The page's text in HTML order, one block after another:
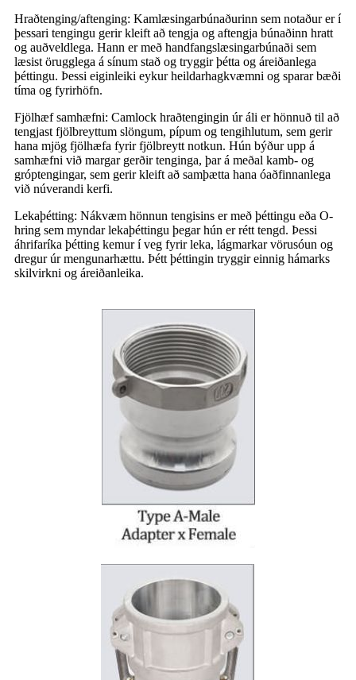
Hraðtenging/aftenging: Kamlæsingarbúnaðurinn sem notaður er í
þessari tengingu gerir kleift að tengja og aftengja búnaðinn hratt
og auðveldlega. Hann er með handfangslæsingarbúnaði sem
læsist örugglega á sínum stað og tryggir þétta og áreiðanlega
þéttingu. Þessi eiginleiki eykur heildarhagkvæmni og sparar bæði
tíma og fyrirhöfn.
Fjölhæf samhæfni: Camlock hraðtengingin úr áli er hönnuð til að
tengjast fjölbreyttum slöngum, pípum og tengihlutum, sem gerir
hana mjög fjölhæfa fyrir fjölbreytt notkun. Hún býður upp á
samhæfni við margar gerðir tenginga, þar á meðal kamb- og
gróptengingar, sem gerir kleift að samþætta hana óaðfinnanlega
við núverandi kerfi.
Lekaþétting: Nákvæm hönnun tengisins er með þéttingu eða O-
hring sem myndar lekaþéttingu þegar hún er rétt tengd. Þessi
áhrifaríka þétting kemur í veg fyrir leka, lágmarkar vörusóun og
dregur úr mengunarhættu. Þétt þéttingin tryggir einnig hámarks
skilvirkni og áreiðanleika.